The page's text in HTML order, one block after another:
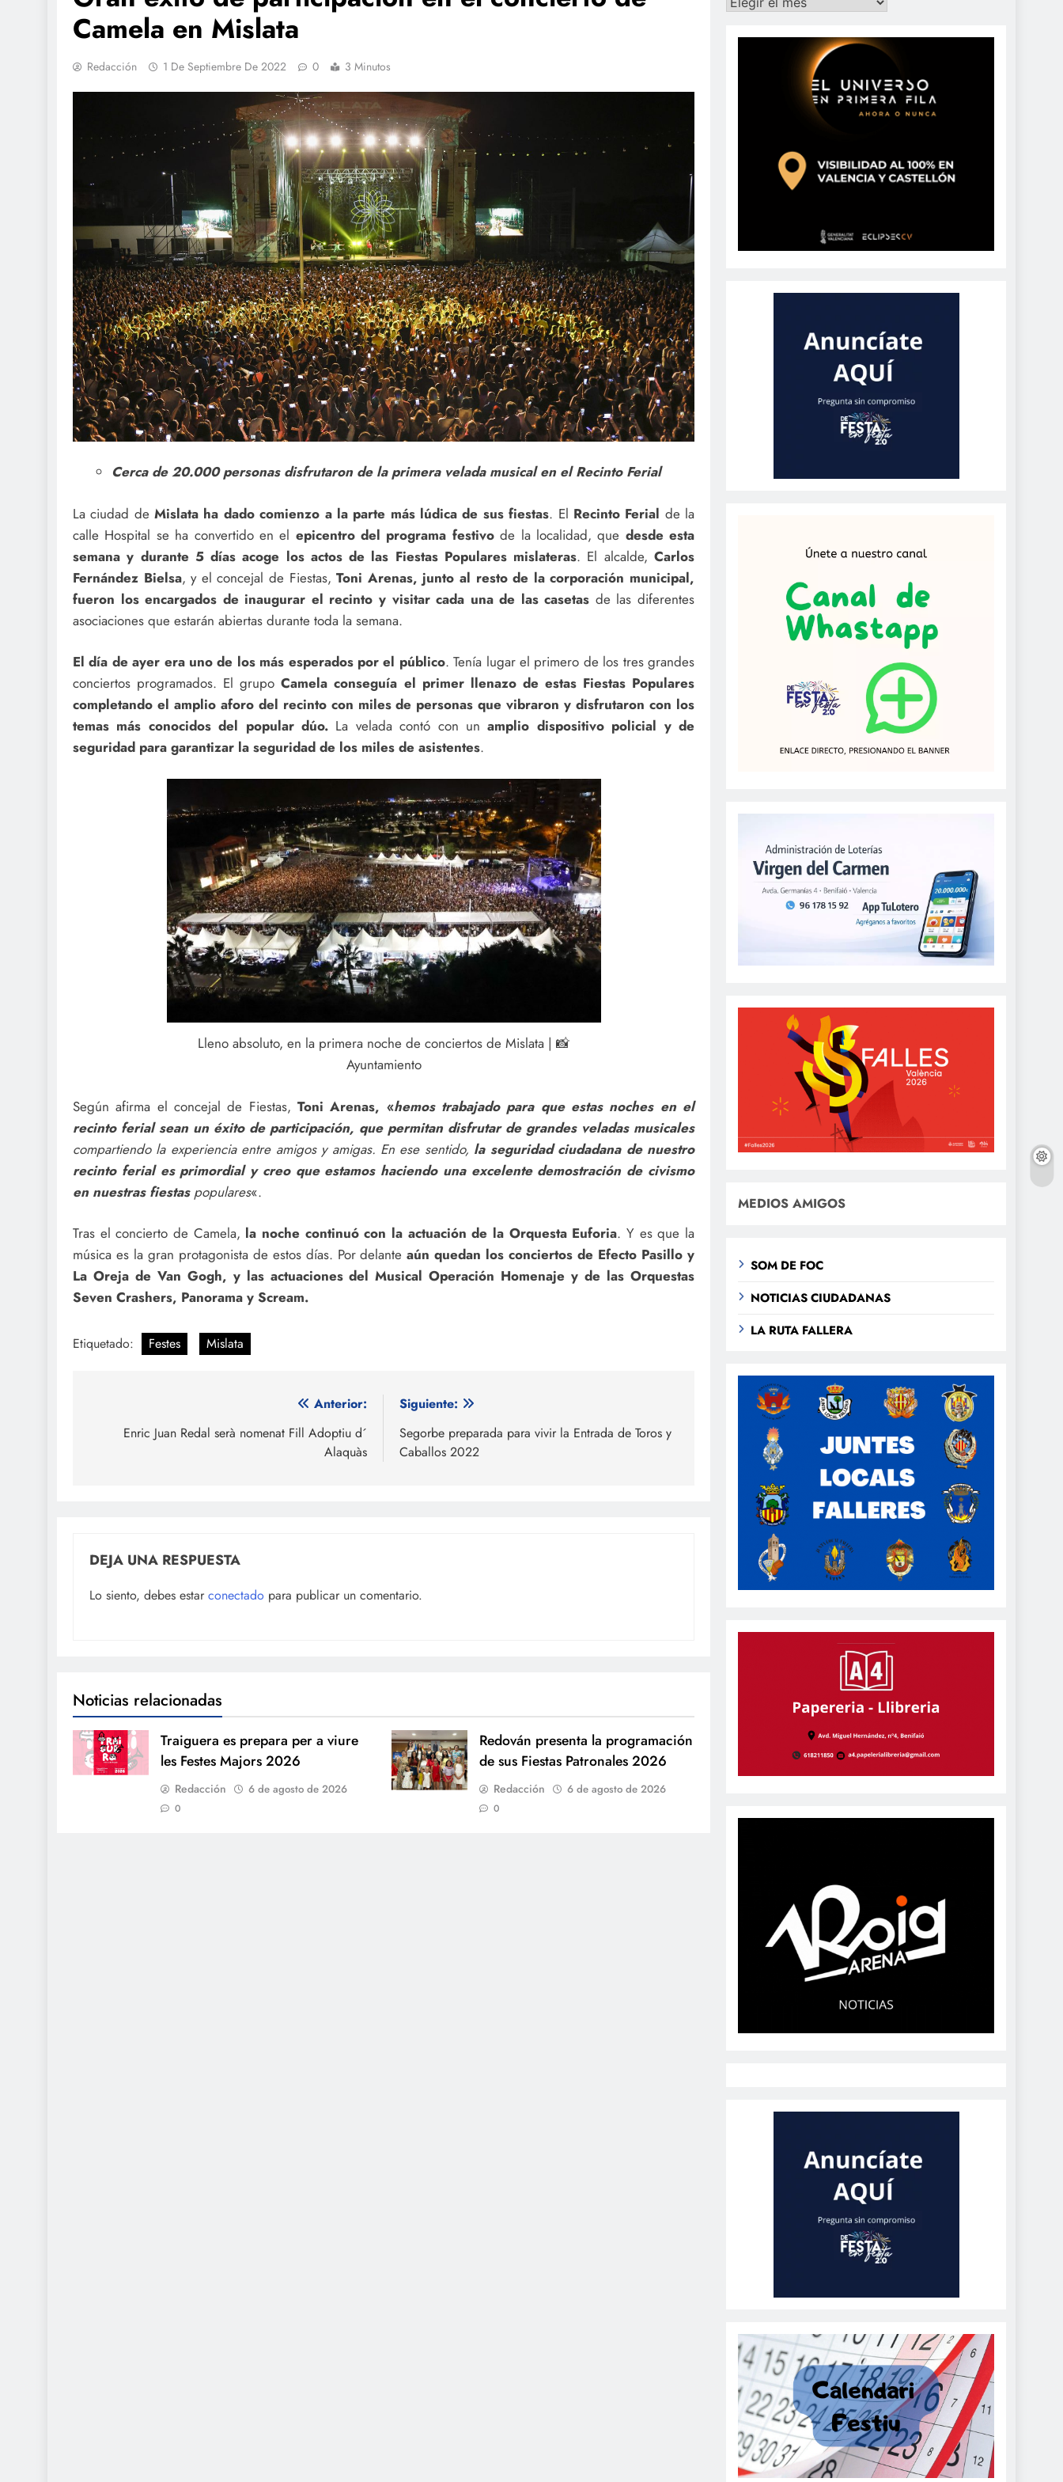
Camela en Mislata
Redacción 1 De Septiembre De 2022 0 3 Minutos
Cerca de 20.000 personas disfrutaron de la primera velada musical en el Recinto Ferial
La ciudad deMislata ha dado comienzo a la parte más lúdica de sus fiestas. El Recinto Ferial de la
calle Hospital se ha convertido en el epicentro del programa festivode la localidad, que desde esta
semana y durante 5 días acoge los actos de las Fiestas Populares mislateras. El alcalde,Carlos
Fernández Bielsa, y el concejal de Fiestas,Toni Arenas, junto al resto de la corporación municipal,
fueron los encargados de inaugurar el recinto y visitar cada una de las casetas de las diferentes
asociaciones que estarán abiertas durante toda la semana.
El día de ayer era uno de los más esperados por el público. Tenía lugar el primero de los tres grandes
conciertos programados. El grupoCamela conseguía el primer llenazo de estas Fiestas Populares
completando el amplio aforo del recinto con miles de personas que vibraron y disfrutaron con los
temas más conocidos del popular dúo. La velada contó con unamplio dispositivo policial y de
seguridad para garantizar la seguridad de los miles de asistentes.
Lleno absoluto, en la primera noche de conciertos de Mislata | 📸
Ayuntamiento
Según afirma el concejal de Fiestas, Toni Arenas, «hemos trabajado para que estas noches en el
recinto ferial sean un éxito de participación, que permitan disfrutar de grandes veladas musicales
compartiendo la experiencia entre amigos y amigas. En ese sentido, la seguridad ciudadana de nuestro
recinto ferial es primordial y creo que estamos haciendo una excelente demostración de civismo
en nuestras fiestaspopulares«.
Tras el concierto de Camela, la noche continuó con la actuación de la Orquesta Euforia. Y es que la
música es la gran protagonista de estos días. Por delanteaún quedan los conciertos de Efecto Pasillo y
La Oreja de Van Gogh, y las actuaciones del Musical Operación Homenaje y de las Orquestas
Seven Crashers, Panorama y Scream.
Etiquetado: Festes Mislata
Anterior:
Enric Juan Redal serà nomenat Fill Adoptiu d´
Alaquàs
Siguiente:
Segorbe preparada para vivir la Entrada de Toros y
Caballos 2022
DEJA UNA RESPUESTA
Lo siento, debes estar conectado para publicar un comentario.
Noticias relacionadas
Traiguera es prepara per a viure
les Festes Majors 2026
Redacción 6 de agosto de 2026
0
Redován presenta la programación
de sus Fiestas Patronales 2026
Redacción 6 de agosto de 2026
0
MEDIOS AMIGOS
SOM DE FOC
NOTICIAS CIUDADANAS
LA RUTA FALLERA